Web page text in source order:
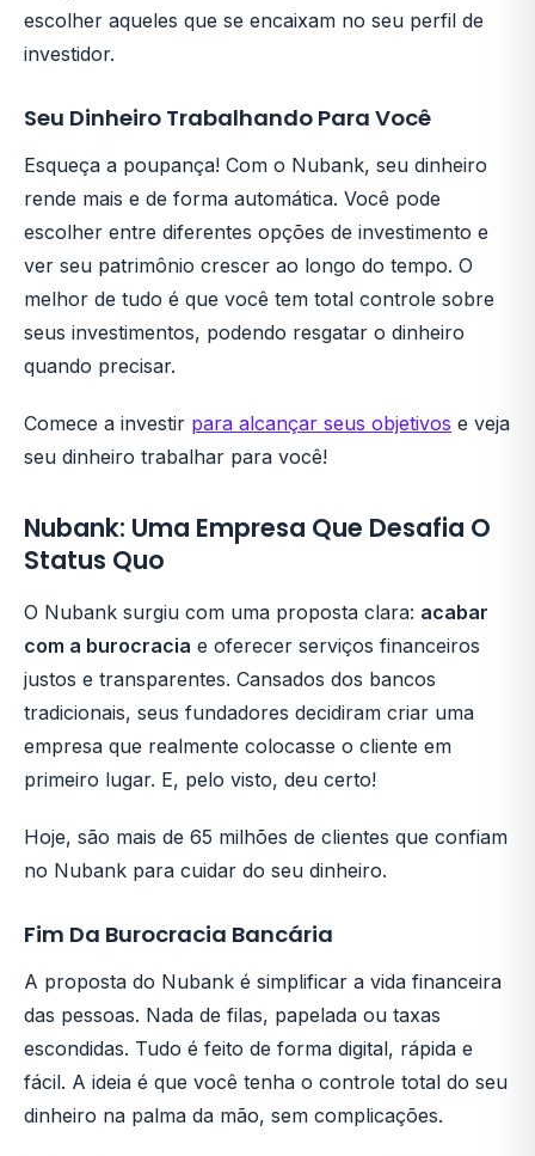
escolher aqueles que se encaixam no seu perfil de
investidor.
Seu Dinheiro Trabalhando Para Você
Esqueça a poupança! Com o Nubank, seu dinheiro
rende mais e de forma automática. Você pode
escolher entre diferentes opções de investimento e
ver seu patrimônio crescer ao longo do tempo. O
melhor de tudo é que você tem total controle sobre
seus investimentos, podendo resgatar o dinheiro
quando precisar.
Comece a investir para alcançar seus objetivos e veja
seu dinheiro trabalhar para você!
Nubank: Uma Empresa Que Desafia O
Status Quo
O Nubank surgiu com uma proposta clara: acabar
com a burocracia e oferecer serviços financeiros
justos e transparentes. Cansados dos bancos
tradicionais, seus fundadores decidiram criar uma
empresa que realmente colocasse o cliente em
primeiro lugar. E, pelo visto, deu certo!
Hoje, são mais de 65 milhões de clientes que confiam
no Nubank para cuidar do seu dinheiro.
Fim Da Burocracia Bancária
A proposta do Nubank é simplificar a vida financeira
das pessoas. Nada de filas, papelada ou taxas
escondidas. Tudo é feito de forma digital, rápida e
fácil. A ideia é que você tenha o controle total do seu
dinheiro na palma da mão, sem complicações.